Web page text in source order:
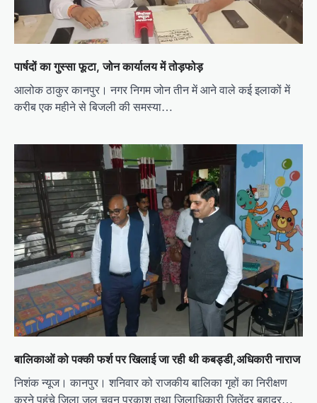
o
n
पार्षदों का गुस्सा फूटा, जोन कार्यालय में तोड़फोड़
आलोक ठाकुर कानपुर। नगर निगम जोन तीन में आने वाले कई इलाकों में
करीब एक महीने से बिजली की समस्या…
बालिकाओं को पक्की फर्श पर खिलाई जा रही थी कबड्डी,अधिकारी नाराज
निशंक न्यूज। कानपुर। शनिवार को राजकीय बालिका गृहों का निरीक्षण
करने पहुंचे जिला जल चवन प्रकाश तथा जिलाधिकारी जितेंद्र बहादुर…